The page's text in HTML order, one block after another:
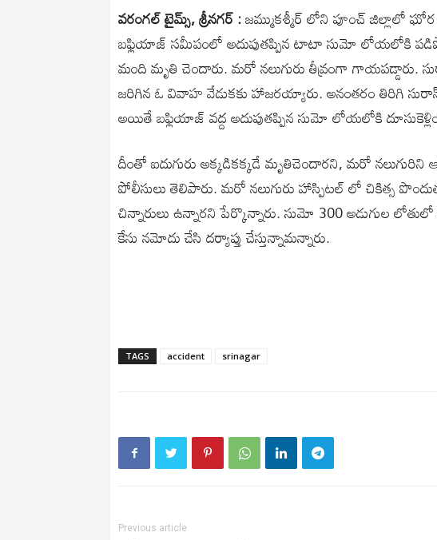
వరంగల్ టైమ్స్, శ్రీనగర్ :జమ్ముకశ్మీర్ లోని పూంచ్ జిల్లాలో
బఫ్లియాజ్ సమీపంలో అదుపుతప్పిన టాటా సుమో లోయలోకి
మంది మృతి చెందారు. మరో నలుగురు తీవ్రంగా
జరిగిన ఓ వివాహ వేడుకకు హాజరయ్యారు. అనంతరం తిరిగి
అయితే బఫ్లియాజ్ వద్ద అదుపుతప్పిన సుమో లోయలోకి
దీంతో ఐదుగురు అక్కడికక్కడే మృతిచెందారని, మరో
పోలీసులు తెలిపారు. మరో నలుగురు హాస్పిటల్ లో చికిత్స
చిన్నారులు ఉన్నారని పేర్కొన్నారు. సుమో 300 అడుగుల
కేసు నమోదు చేసి దర్యాప్తు చేస్తున్నామన్నారు.
TAGS accident srinagar
Previous article